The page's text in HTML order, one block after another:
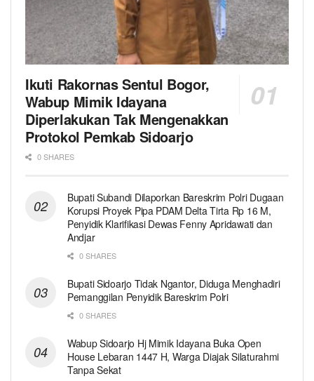
Ikuti Rakornas Sentul Bogor,
Wabup Mimik Idayana
Diperlakukan Tak Mengenakkan
Protokol Pemkab Sidoarjo
0 SHARES
Bupati Subandi Dilaporkan Bareskrim Polri Dugaan
Korupsi Proyek Pipa PDAM Delta Tirta Rp 16 M,
Penyidik Klarifikasi Dewas Fenny Apridawati dan
Andjar
0 SHARES
Bupati Sidoarjo Tidak Ngantor, Diduga Menghadiri
Pemanggilan Penyidik Bareskrim Polri
0 SHARES
Wabup Sidoarjo Hj Mimik Idayana Buka Open
House Lebaran 1447 H, Warga Diajak Silaturahmi
Tanpa Sekat